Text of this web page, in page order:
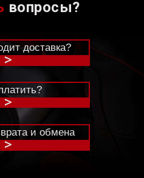
вопросы?
доставка?
>
>
и обмена
>